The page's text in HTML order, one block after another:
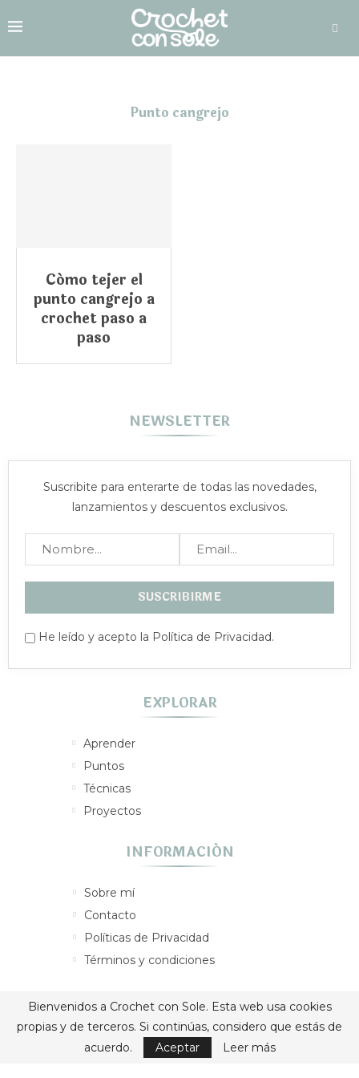
Punto cangrejo
Cómo tejer el
punto cangrejo a
crochet paso a
paso
NEWSLETTER
Suscribite para enterarte de todas las novedades,
lanzamientos y descuentos exclusivos.
He leído y acepto la Política de Privacidad.
EXPLORAR
Aprender
Puntos
Técnicas
Proyectos
INFORMACIÓN
Sobre mí
Contacto
Políticas de Privacidad
Términos y condiciones
CONECTA CONMIGO
Bienvenidos a Crochet con Sole. Esta web usa cookies
propias y de terceros. Si continúas, considero que estás de
acuerdo.
Aceptar Leer más